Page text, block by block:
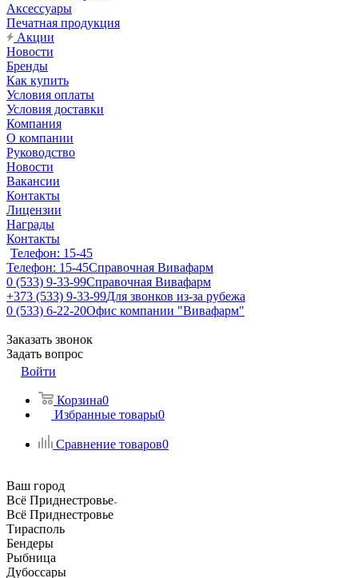
Аксессуары
Печатная продукция
Акции
Новости
Бренды
Как купить
Условия оплаты
Условия доставки
Компания
О компании
Руководство
Новости
Вакансии
Контакты
Лицензии
Награды
Контакты
Телефон: 15-45
Телефон: 15-45Справочная Вивафарм
0 (533) 9-33-99Справочная Вивафарм
+373 (533) 9-33-99Для звонков из-за рубежа
0 (533) 6-22-20Офис компании "Вивафарм"
Заказать звонок
Задать вопрос
Войти
Корзина0
Избранные товары0
Сравнение товаров0
Ваш город
Всё Приднестровье
Всё Приднестровье
Тирасполь
Бендеры
Рыбница
Дубоссары